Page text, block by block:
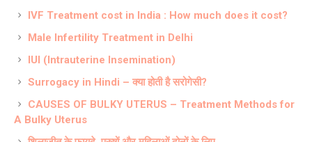
IVF Treatment cost in India : How much does it cost?
Male Infertility Treatment in Delhi
IUI (Intrauterine Insemination)
Surrogacy in Hindi – क्या होती है सरोगेसी?
CAUSES OF BULKY UTERUS – Treatment Methods for
A Bulky Uterus